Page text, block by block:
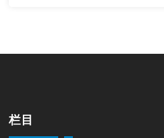
栏目